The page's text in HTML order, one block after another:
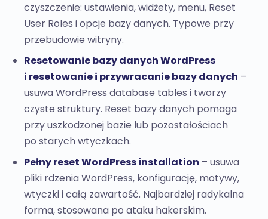
czyszczenie: ustawienia, widżety, menu, Reset
User Roles i opcje bazy danych. Typowe przy
przebudowie witryny.
Resetowanie bazy danych WordPress
i resetowanie i przywracanie bazy danych –
usuwa WordPress database tables i tworzy
czyste struktury. Reset bazy danych pomaga
przy uszkodzonej bazie lub pozostałościach
po starych wtyczkach.
Pełny reset WordPress installation – usuwa
pliki rdzenia WordPress, konfigurację, motywy,
wtyczki i całą zawartość. Najbardziej radykalna
forma, stosowana po ataku hakerskim.